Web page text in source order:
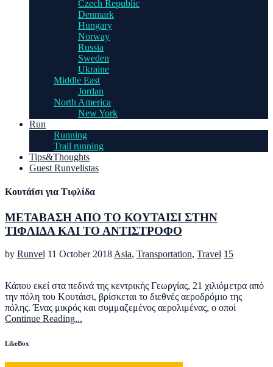
Czech Republic
Denmark
Hungary
Norway
Russia
Sweden
Ukraine
Middle East
Jordan
North America
New York
Run
Running
Trail running
Tips&Thoughts
Guest Runvelistas
Κουτάϊσι για Τιφλίδα
ΜΕΤΑΒΑΣΗ ΑΠΟ ΤΟ ΚΟΥΤΑΙΣΙ ΣΤΗΝ
ΤΙΦΛΙΔΑ ΚΑΙ ΤΟ ΑΝΤΙΣΤΡΟΦΟ
by Runvel 11 October 2018 Asia, Transportation, Travel 15
Κάπου εκεί στα πεδινά της κεντρικής Γεωργίας, 21 χιλιόμετρα από
την πόλη του Κουτάισι, βρίσκεται το διεθνές αεροδρόμιο της
πόλης. Ένας μικρός και συμμαζεμένος αερολιμένας, ο οποί
Continue Reading...
LikeBox